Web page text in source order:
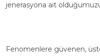
jenerasyona ait
Fenomenlere güvenen,